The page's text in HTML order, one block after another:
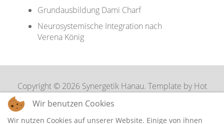
Grundausbildung Dami Charf
Neurosystemische Integration nach
Verena König
Copyright © 2026 Synergetik Hanau. Template by Hot
Wir benutzen Cookies
Wir nutzen Cookies auf unserer Website. Einige von ihnen